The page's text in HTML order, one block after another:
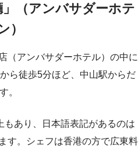
（アンバサダーホテ
）
（アンバサダーホテル）の中に
ら徒歩5分ほど、中山駅からだ
。
もあり、日本語表記があるのは
す。シェフは香港の方で広東料